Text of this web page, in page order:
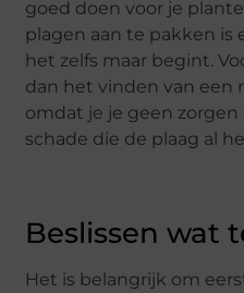
goed doen voor je
plagen aan te pakken is
het zelfs maar begint.
dan het vinden van een
omdat je je geen
schade die de plaag al
Beslissen wat
Het is belangrijk om